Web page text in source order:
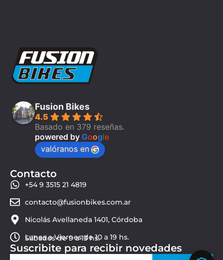
Fusion Bikes
4.5
Basado en 379 reseñas.
powered by Google
valóranos en
Contacto
+54 9 3515 21 4819
contacto@fusionbikes.com.ar
Nicolás Avellaneda 1401, Córdoba
Lunes a Viernes de 10 a 19 hs.
Sábados de 9 a 13 hs.
Suscribite para recibir novedades